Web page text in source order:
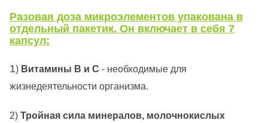
Разовая доза микроэлементов упакована в
отдельный пакетик. Он включает в себя 7
капсул:
1) Витамины B и C - необходимые для
жизнедеятельности организма.
2) Тройная сила минералов, молочнокислых